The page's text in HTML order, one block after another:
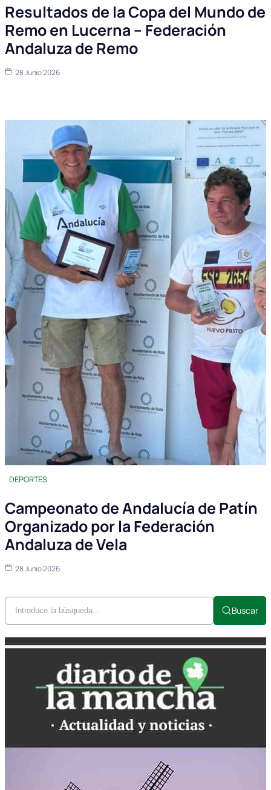
Resultados de la Copa del Mundo de
Remo en Lucerna – Federación
Andaluza de Remo
28 Junio 2026
DEPORTES
Campeonato de Andalucía de Patín
Organizado por la Federación
Andaluza de Vela
28 Junio 2026
Buscar